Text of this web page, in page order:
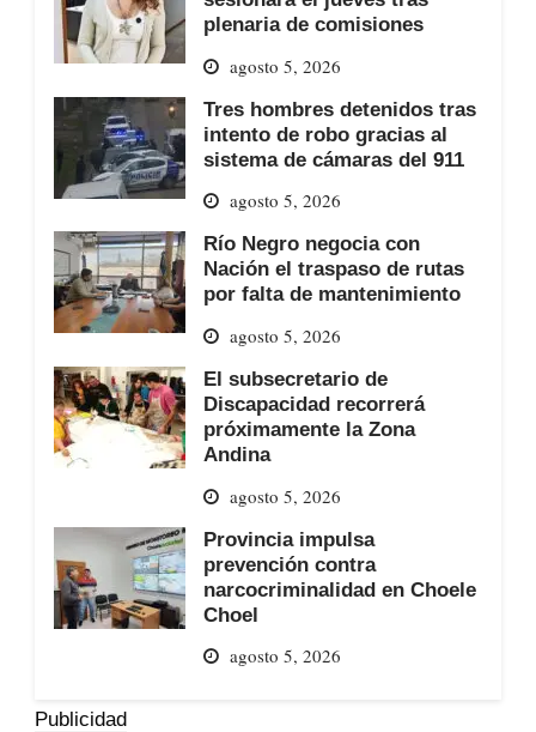
plenaria de comisiones
agosto 5, 2026
Tres hombres detenidos tras
intento de robo gracias al
sistema de cámaras del 911
agosto 5, 2026
Río Negro negocia con
Nación el traspaso de rutas
por falta de mantenimiento
agosto 5, 2026
El subsecretario de
Discapacidad recorrerá
próximamente la Zona
Andina
agosto 5, 2026
Provincia impulsa
prevención contra
narcocriminalidad en Choele
Choel
agosto 5, 2026
Publicidad